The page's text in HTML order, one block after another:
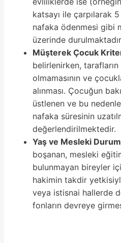
katsayı ile çarpılarak
nafaka ödenmesi gibi
üzerinde
Müşterek Çocuk
belirlenirken,
olmamasının ve
alınması. Çocuğun
üstlenen ve bu
nafaka süresinin
değerlendirilmektedir.
Yaş ve Mesleki
boşanan, mesleki
bulunmayan bireyler
hakimin takdir
veya istisnai hallerde
fonların devreye